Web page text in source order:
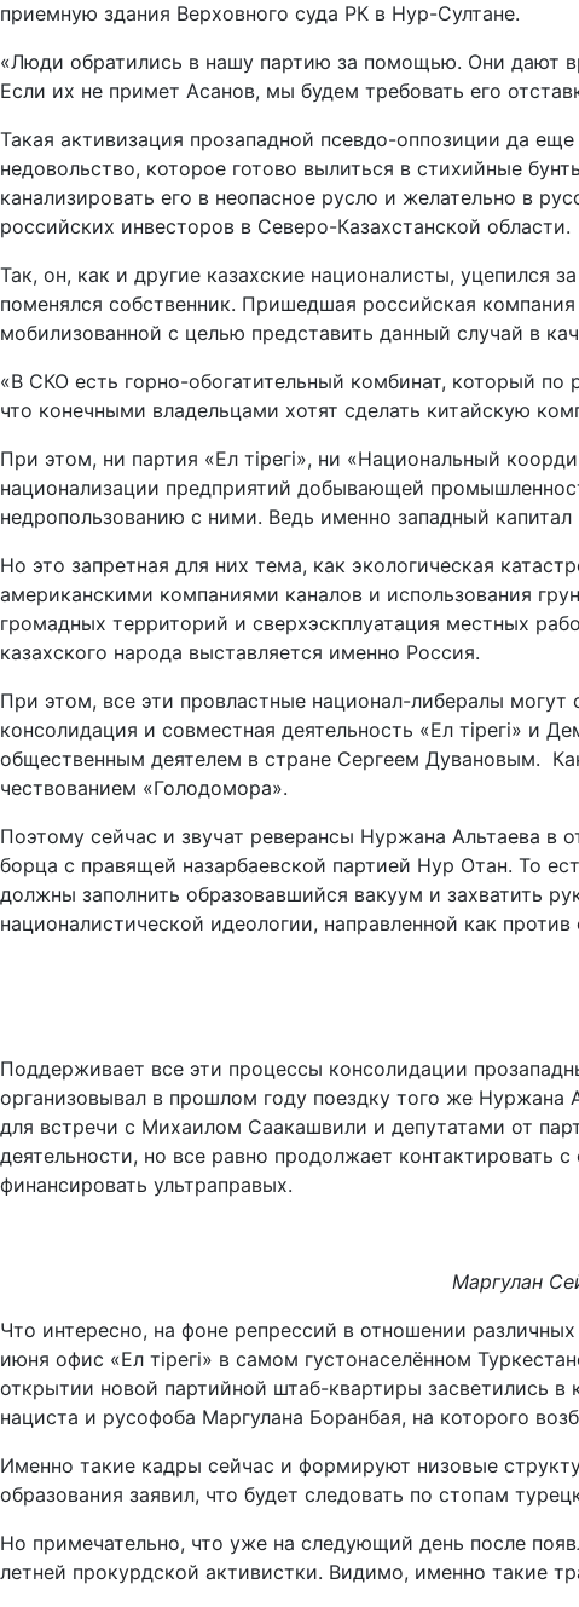
приемную здания Верховного суда РК в Нур-Султане.
«Люди обратились в нашу партию за помощью. Они дают
Если их не примет Асанов, мы будем требовать его
Такая активизация прозападной псевдо-оппозиции да
недовольство, которое готово вылиться в стихийные
канализировать его в неопасное русло и желательно в
российских инвесторов в Северо-Казахстанской области.
Так, он, как и другие казахские националисты, уцепился
поменялся собственник. Пришедшая российская компания
мобилизованной с целью представить данный случай в
«В СКО есть горно-обогатительный комбинат, который
что конечными владельцами хотят сделать китайскую
При этом, ни партия «Ел тірегі», ни «Национальный
национализации предприятий добывающей
недропользованию с ними. Ведь именно западный
Но это запретная для них тема, как экологическая
американскими компаниями каналов и использования
громадных территорий и сверхэскплуатация местных
казахского народа выставляется именно Россия.
При этом, все эти провластные национал-либералы
консолидация и совместная деятельность «Ел тірегі»
общественным деятелем в стране Сергеем Дувановым.
чествованием «Голодомора».
Поэтому сейчас и звучат реверансы Нуржана Альтаева в
борца с правящей назарбаевской партией Нур Отан. То
должны заполнить образовавшийся вакуум и захватить
националистической идеологии, направленной как
Поддерживает все эти процессы консолидации
организовывал в прошлом году поездку того же Нуржана
для встречи с Михаилом Саакашвили и депутатами от
деятельности, но все равно продолжает
финансировать ультраправых.
Маргулан
Что интересно, на фоне репрессий в отношении
июня офис «Ел тірегі» в самом густонаселённом
открытии новой партийной штаб-квартиры засветились
нациста и русофоба Маргулана Боранбая, на которого
Именно такие кадры сейчас и формируют низовые
образования заявил, что будет следовать по стопам
Но примечательно, что уже на следующий день после
летней прокурдской активистки. Видимо, именно такие